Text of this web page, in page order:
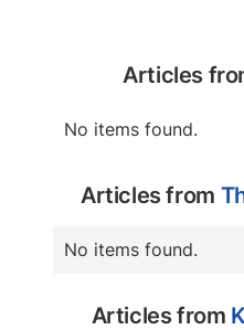
Articles
No items found.
Articles from
No items found.
Articles from